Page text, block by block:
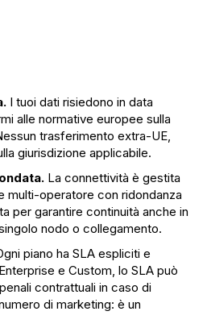
I tuoi dati risiedono in data
alle normative europee sulla
trasferimento extra-UE,
giurisdizione applicabile.
La connettività è gestita
multi-operatore con ridondanza
per garantire continuità anche in
nodo o collegamento.
piano ha SLA espliciti e
e Custom, lo SLA può
contrattuali in caso di
di marketing: è un